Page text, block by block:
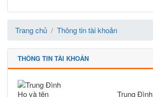
Trang chủ Thông tin tài khoản
THÔNG TIN TÀI KHOẢN
Họ và tên Trung Đình